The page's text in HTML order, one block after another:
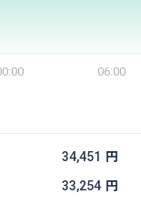
06:00
34,451 円
33,254 円